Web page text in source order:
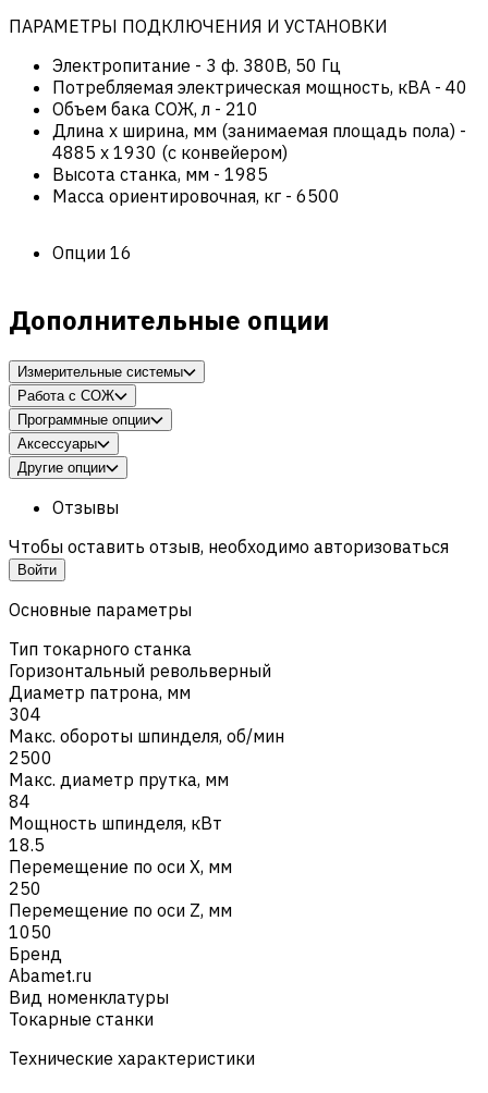
ПАРАМЕТРЫ ПОДКЛЮЧЕНИЯ И УСТАНОВКИ
Электропитание - 3 ф. 380В, 50 Гц
Потребляемая электрическая мощность, кВА - 40
Объем бака СОЖ, л - 210
Длина х ширина, мм (занимаемая площадь пола) -
4885 x 1930 (с конвейером)
Высота станка, мм - 1985
Масса ориентировочная, кг - 6500
Опции 16
Дополнительные опции
Измерительные системы
Работа с СОЖ
Программные опции
Аксессуары
Другие опции
Отзывы
Чтобы оставить отзыв, необходимо авторизоваться
Войти
Основные параметры
Тип токарного станка
Горизонтальный револьверный
Диаметр патрона, мм
304
Макс. обороты шпинделя, об/мин
2500
Макс. диаметр прутка, мм
84
Мощность шпинделя, кВт
18.5
Перемещение по оси X, мм
250
Перемещение по оси Z, мм
1050
Бренд
Abamet.ru
Вид номенклатуры
Токарные станки
Технические характеристики